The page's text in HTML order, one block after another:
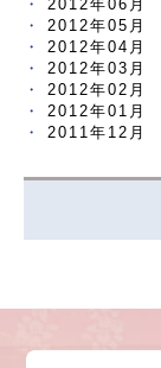
2012年06月
2012年05月
2012年04月
2012年03月
2012年02月
2012年01月
2011年12月